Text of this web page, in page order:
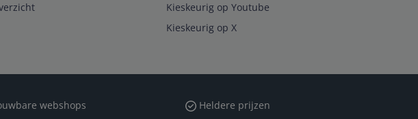
Kieskeurig op Youtube
Kieskeurig op X
webshops Heldere prijzen